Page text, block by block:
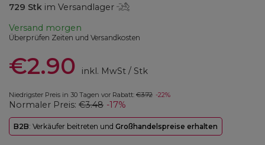
729 Stk im Versandlager
Versand morgen
Überprüfen Zeiten und Versandkosten
€2.90 inkl. MwSt/ Stk
Niedrigster Preis in 30 Tagen vor Rabatt: €3.72 -22%
Normaler Preis: €3.48 -17%
B2B: Verkäufer beitreten und Großhandelspreise erhalten